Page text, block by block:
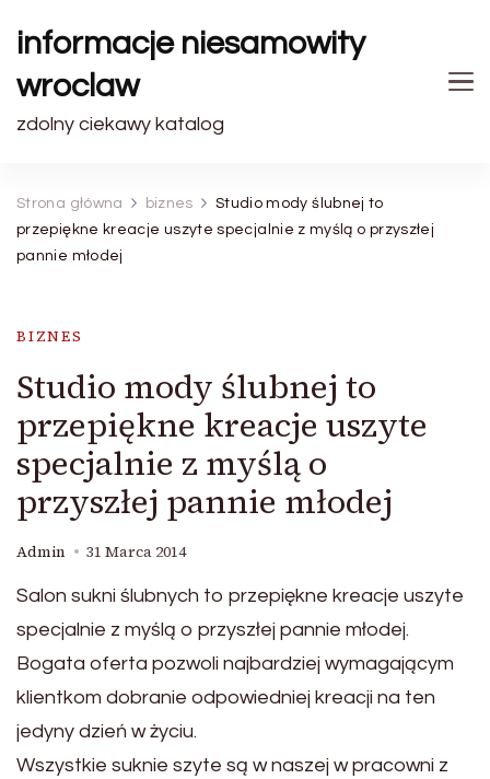
informacje niesamowity
wroclaw
zdolny ciekawy katalog
Strona główna biznes
Studio mody ślubnej to
przepiękne kreacje uszyte specjalnie z myślą o przyszłej
pannie młodej
BIZNES
Studio mody ślubnej to
przepiękne kreacje uszyte
specjalnie z myślą o
przyszłej pannie młodej
Admin 31 Marca 2014
Salon sukni ślubnych to przepiękne kreacje uszyte
specjalnie z myślą o przyszłej pannie młodej.
Bogata oferta pozwoli najbardziej wymagającym
klientkom dobranie odpowiedniej kreacji na ten
jedyny dzień w życiu.
Wszystkie suknie szyte są w naszej w pracowni z